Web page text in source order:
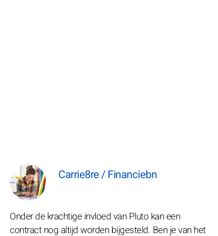
Carrie8re / Financiebn
Onder de krachtige invloed van Pluto kan een
contract nog altijd worden bijgesteld. Ben je van het